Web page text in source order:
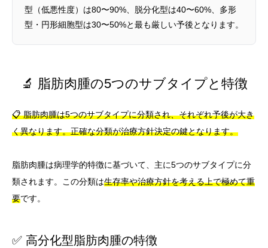
型（低悪性度）は80〜90%、脱分化型は40〜60%、多形
型・円形細胞型は30〜50%と最も厳しい予後となります。
🔬 脂肪肉腫の5つのサブタイプと特徴
📋 脂肪肉腫は5つのサブタイプに分類され、それぞれ予後が大き
く異なります。正確な分類が治療方針決定の鍵となります。
脂肪肉腫は病理学的特徴に基づいて、主に5つのサブタイプに分
類されます。この分類は生存率や治療方針を考える上で極めて重
要です。
✅ 高分化型脂肪肉腫の特徴